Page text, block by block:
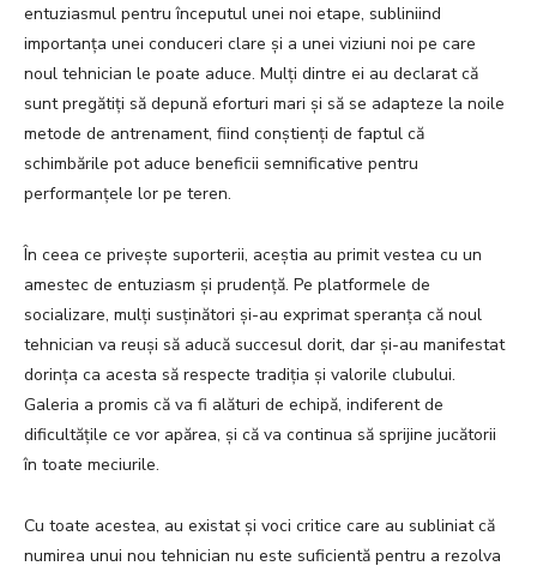
entuziasmul pentru începutul unei noi etape, subliniind
importanța unei conduceri clare și a unei viziuni noi pe care
noul tehnician le poate aduce. Mulți dintre ei au declarat că
sunt pregătiți să depună eforturi mari și să se adapteze la noile
metode de antrenament, fiind conștienți de faptul că
schimbările pot aduce beneficii semnificative pentru
performanțele lor pe teren.
În ceea ce privește suporterii, aceștia au primit vestea cu un
amestec de entuziasm și prudență. Pe platformele de
socializare, mulți susținători și-au exprimat speranța că noul
tehnician va reuși să aducă succesul dorit, dar și-au manifestat
dorința ca acesta să respecte tradiția și valorile clubului.
Galeria a promis că va fi alături de echipă, indiferent de
dificultățile ce vor apărea, și că va continua să sprijine jucătorii
în toate meciurile.
Cu toate acestea, au existat și voci critice care au subliniat că
numirea unui nou tehnician nu este suficientă pentru a rezolva